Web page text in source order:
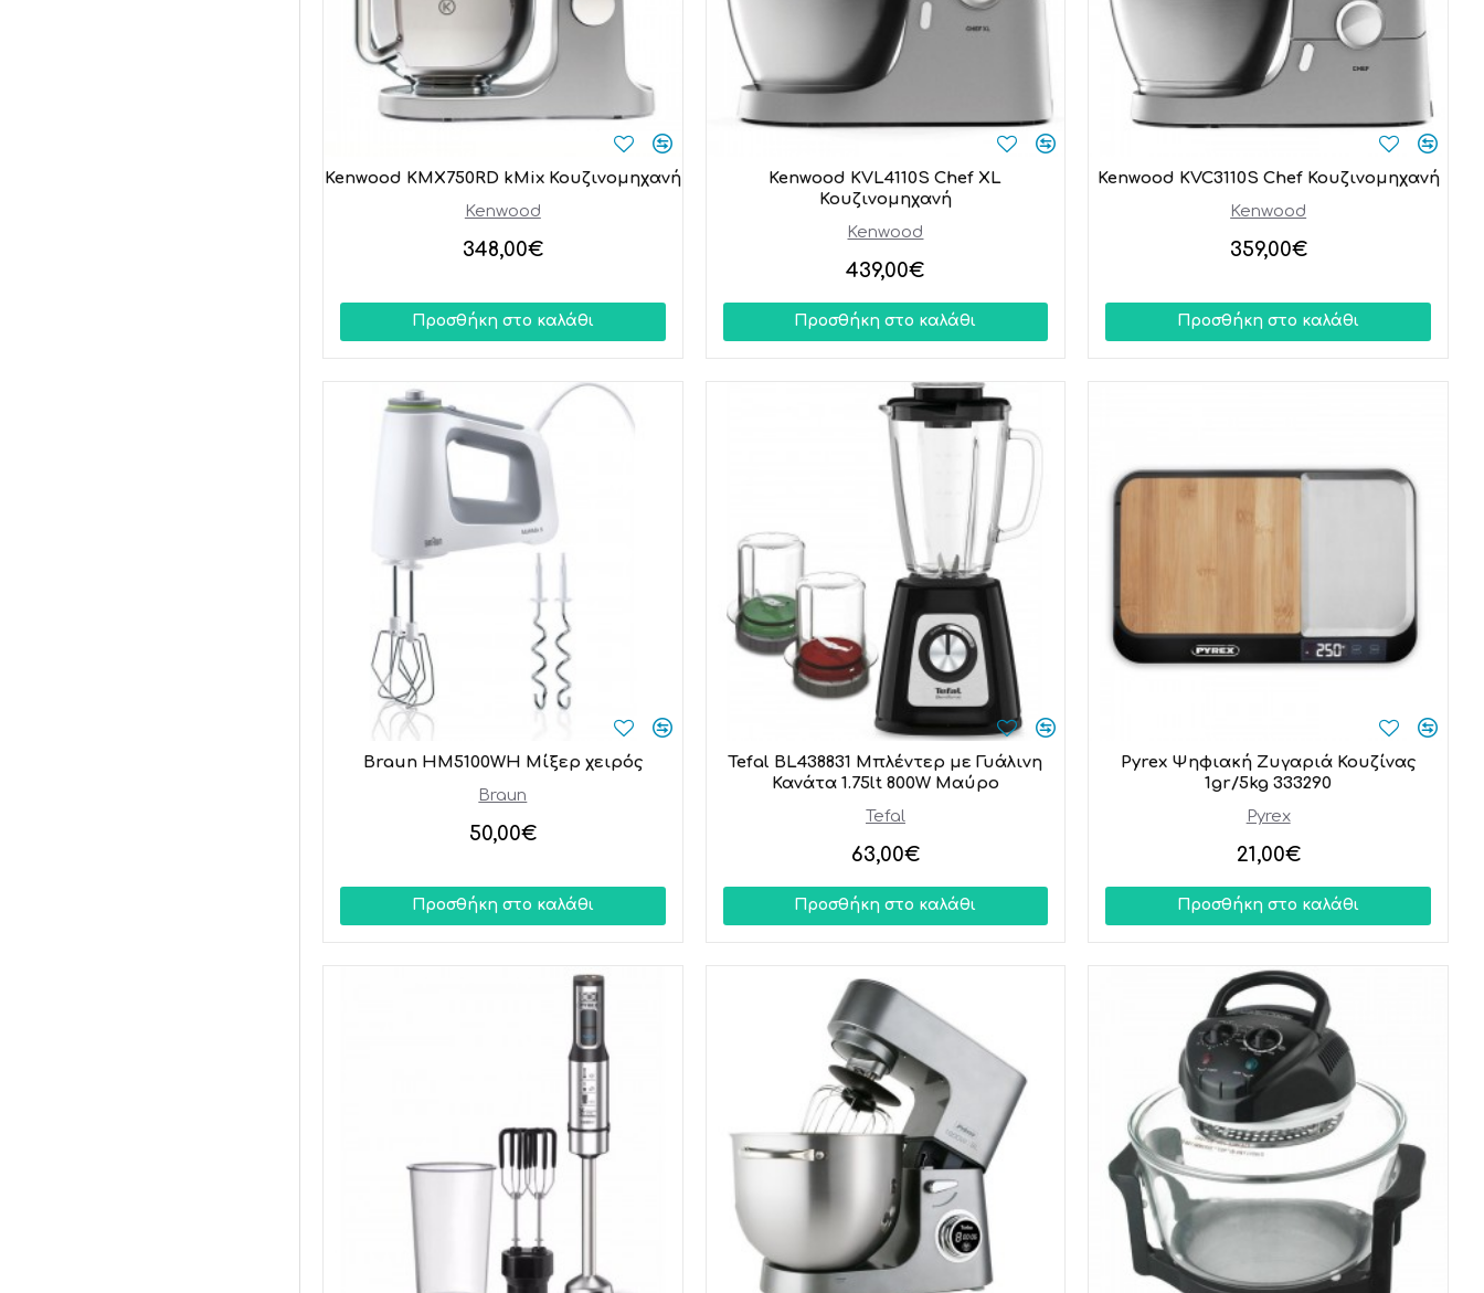
Kenwood
Kenwood KMX750RD kMix Κουζινομηχανή
348,00€
Προσθήκη στο καλάθι
Kenwood
Kenwood KVL4110S Chef XL
Κουζινομηχανή
439,00€
Προσθήκη στο καλάθι
Kenwood
Kenwood ΚVC3110S Chef Κουζινομηχανή
359,00€
Προσθήκη στο καλάθι
Braun
Braun HM5100WH Μίξερ χειρός
50,00€
Προσθήκη στο καλάθι
Tefal
Tefal BL438831 Μπλέντερ με Γυάλινη
Κανάτα 1.75lt 800W Μαύρο
63,00€
Προσθήκη στο καλάθι
Pyrex
Pyrex Ψηφιακή Ζυγαριά Κουζίνας
1gr/5kg 333290
21,00€
Προσθήκη στο καλάθι